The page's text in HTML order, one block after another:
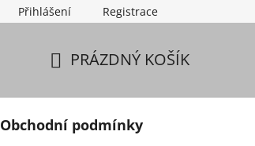
Přihlášení Registrace
PRÁZDNÝ KOŠÍK
Obchodní podmínky